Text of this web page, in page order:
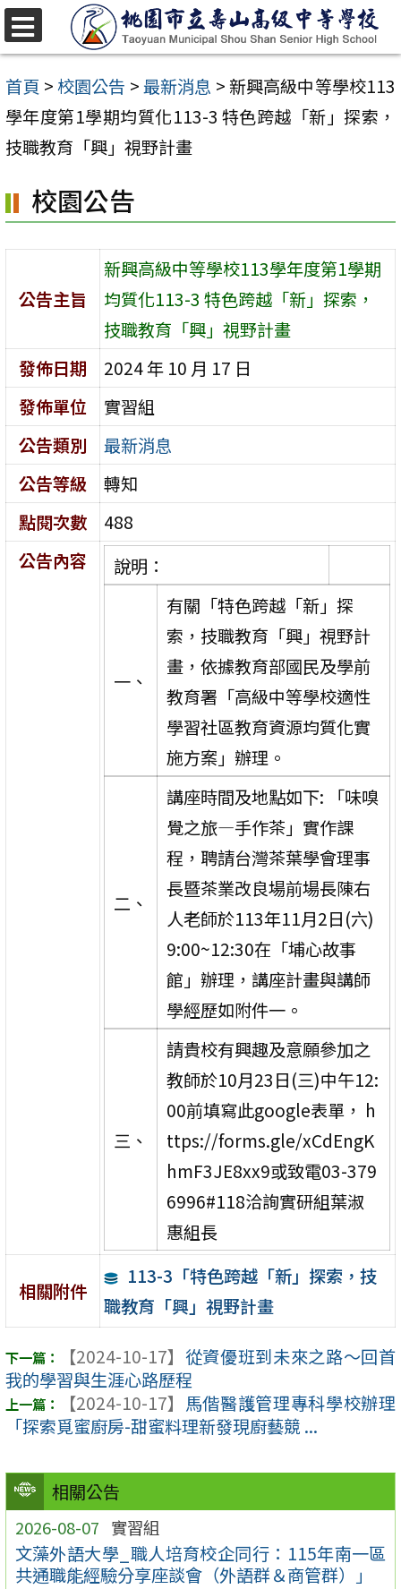
跳
至
主
要
內
區
首頁 >校園公告 >最新消息 > 新興高級中等學校113
學年度第1學期均質化113-3 特色跨越「新」探索，
技職教育「興」視野計畫
相關公告
2026-08-07 實習組
文藻外語大學_職人培育校企同行：115年南一區
共通職能經驗分享座談會（外語群＆商管群）」
校園公告
公告主旨
新興高級中等學校113學年度第1學期
均質化113-3 特色跨越「新」探索，
技職教育「興」視野計畫
發佈日期
2024 年 10 月 17 日
發佈單位
實習組
公告類別
最新消息
公告等級
轉知
點閱次數
488
公告內容
說明：
一、
有關「特色跨越「新」探
索，技職教育「興」視野計
畫，依據教育部國民及學前
教育署「高級中等學校適性
學習社區教育資源均質化實
施方案」辦理。
二、
講座時間及地點如下: 「味嗅
覺之旅—手作茶」實作課
程，聘請台灣茶葉學會理事
長暨茶業改良場前場長陳右
人老師於113年11月2日(六)
9:00~12:30在「埔心故事
館」辦理，講座計畫與講師
學經歷如附件一。
三、
請貴校有興趣及意願參加之
教師於10月23日(三)中午12:
00前填寫此google表單， h
ttps://forms.gle/xCdEngK
hmF3JE8xx9或致電03-379
6996#118洽詢實研組葉淑
惠組長
相關附件
113-3「特色跨越「新」探索，技
職教育「興」視野計畫
【2024-10-17】 從資優班到未來之路～回首
我的學習與生涯心路歷程
【2024-10-17】 馬偕醫護管理專科學校辦理
「探索覓蜜廚房-甜蜜料理新發現廚藝競 ...
選
單